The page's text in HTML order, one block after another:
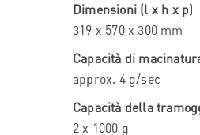
Dimensioni (l x h x p)
319 x 570 x 300 mm
Capacità di
approx. 4 g/sec
Capacità della
2 x 1000 g